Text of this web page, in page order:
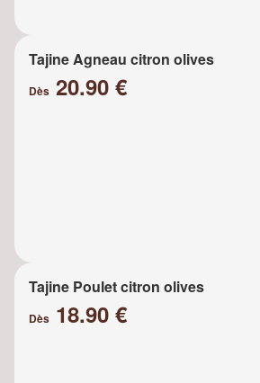
Tajine Agneau citron olives
Dès 20.90 €
Tajine Poulet citron olives
Dès 18.90 €